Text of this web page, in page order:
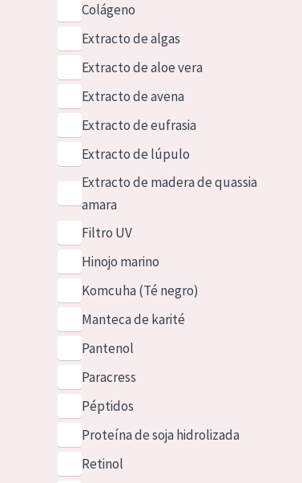
Colágeno
Extracto de algas
Extracto de aloe vera
Extracto de avena
Extracto de eufrasia
Extracto de lúpulo
Extracto de madera de quassia
amara
Filtro UV
Hinojo marino
Komcuha (Té negro)
Manteca de karité
Pantenol
Paracress
Péptidos
Proteína de soja hidrolizada
Retinol